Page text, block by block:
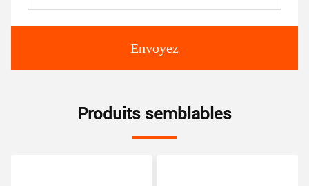
Envoyez
Produits semblables